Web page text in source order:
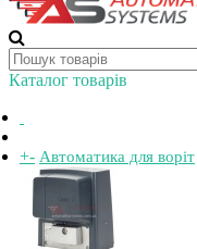
Каталог товарів
+- Автоматика для воріт